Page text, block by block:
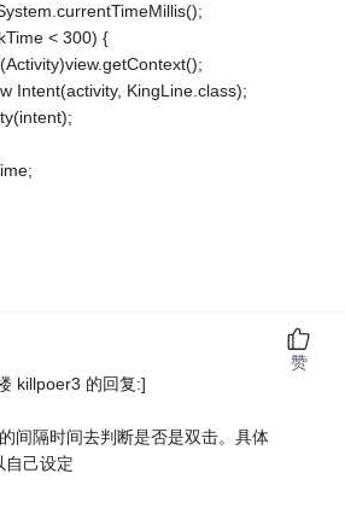
< 300) {
Intent(activity, KingLine.class);
killpoer3 的回复:]
间隔时间去判断是否是双击。具体
自己设定
赞